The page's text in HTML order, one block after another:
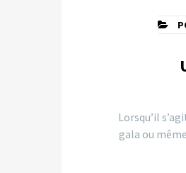
Lorsqu’il
gala ou